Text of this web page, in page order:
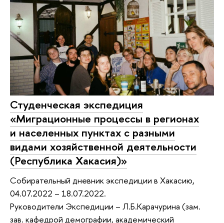
Студенческая экспедиция
«Миграционные процессы в регионах
и населенных пунктах с разными
видами хозяйственной деятельности
(Республика Хакасия)»
Собирательный дневник экспедиции в Хакасию,
04.07.2022 – 18.07.2022.
Руководители Экспедиции – Л.Б.Карачурина (зам.
зав. кафедрой демографии, академический